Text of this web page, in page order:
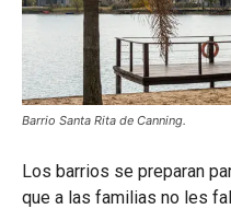
Barrio Santa Rita de Canning.
Los barrios se preparan
que a las familias no les